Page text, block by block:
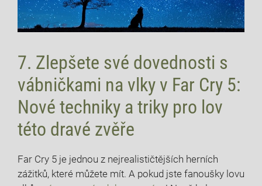
7. Zlepšete své dovednosti s
vábničkami na vlky v Far Cry 5:
Nové techniky a triky pro lov
této dravé zvěře
Far Cry 5 je jednou z nejrealističtějších herních
zážitků, které můžete mít. A pokud jste fanoušky lovu